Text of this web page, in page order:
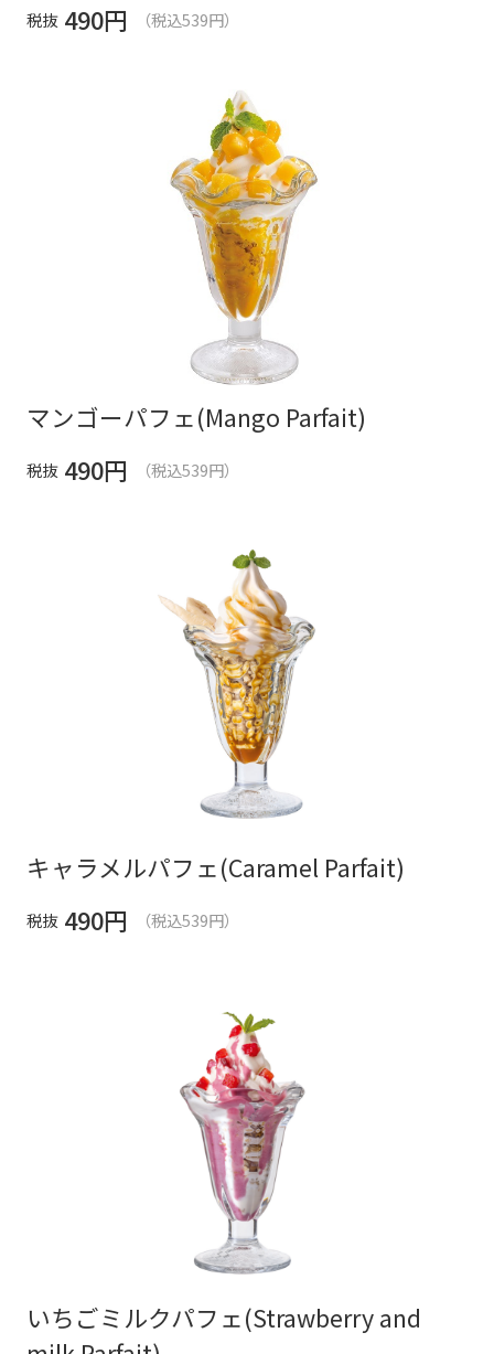
税抜 490円 （税込539円）
マンゴーパフェ(Mango Parfait)
税抜 490円 （税込539円）
キャラメルパフェ(Caramel Parfait)
税抜 490円 （税込539円）
いちごミルクパフェ(Strawberry and